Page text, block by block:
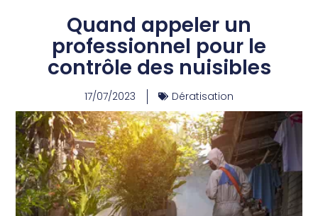
Quand appeler un
professionnel pour le
contrôle des nuisibles
17/07/2023 Dératisation